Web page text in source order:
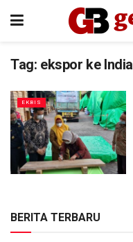
Tag: ekspor ke India
EKBIS
BERITA TERBARU